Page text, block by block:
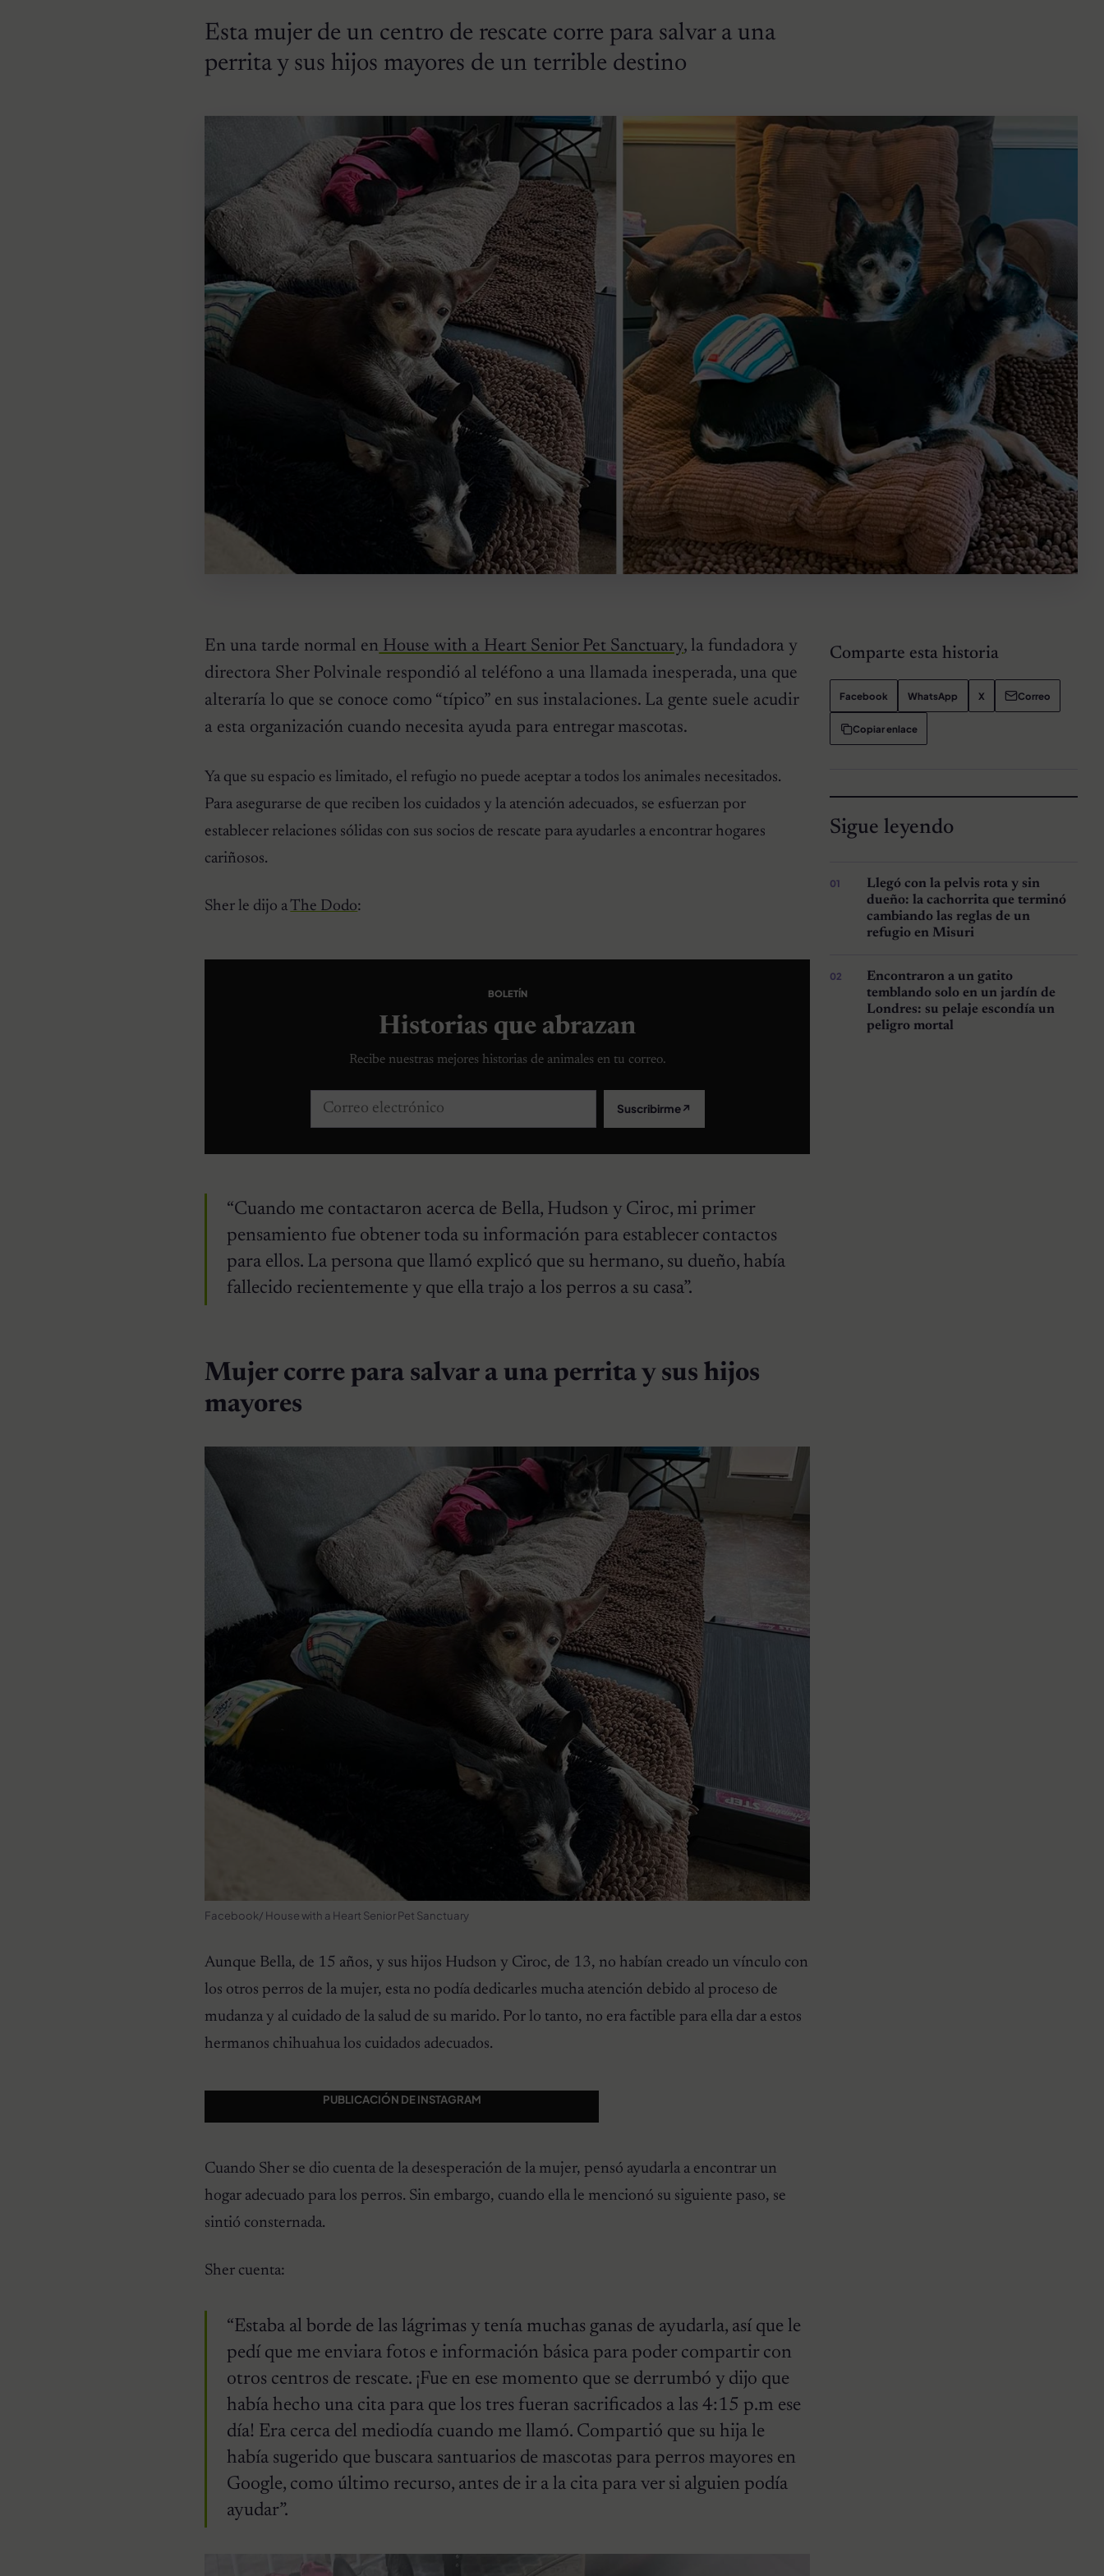
Esta mujer de un centro de rescate corre para salvar a una
perrita y sus hijos mayores de un terrible destino
En una tarde normal en House with a Heart Senior Pet Sanctuary, la fundadora y
directora Sher Polvinale respondió al teléfono a una llamada inesperada, una que
alteraría lo que se conoce como “típico” en sus instalaciones. La gente suele acudir
a esta organización cuando necesita ayuda para entregar mascotas.
Ya que su espacio es limitado, el refugio no puede aceptar a todos los animales necesitados.
Para asegurarse de que reciben los cuidados y la atención adecuados, se esfuerzan por
establecer relaciones sólidas con sus socios de rescate para ayudarles a encontrar hogares
cariñosos.
Sher le dijo aThe Dodo:
BOLETÍN
Historias que abrazan
Recibe nuestras mejores historias de animales en tu correo.
Correo electrónico Suscribirme↗
“Cuando me contactaron acerca de Bella, Hudson y Ciroc, mi primer
pensamiento fue obtener toda su información para establecer contactos
para ellos. La persona que llamó explicó que su hermano, su dueño, había
fallecido recientemente y que ella trajo a los perros a su casa”.
Mujer corre para salvar a una perrita y sus hijos
mayores
Facebook/ House with a Heart Senior Pet Sanctuary
Aunque Bella, de 15 años, y sus hijos Hudson y Ciroc, de 13, no habían creado un vínculo con
los otros perros de la mujer, esta no podía dedicarles mucha atención debido al proceso de
mudanza y al cuidado de la salud de su marido. Por lo tanto, no era factible para ella dar a estos
hermanos chihuahua los cuidados adecuados.
PUBLICACIÓN DE INSTAGRAM
Cuando Sher se dio cuenta de la desesperación de la mujer, pensó ayudarla a encontrar un
hogar adecuado para los perros. Sin embargo, cuando ella le mencionó su siguiente paso, se
sintió consternada.
Sher cuenta:
“Estaba al borde de las lágrimas y tenía muchas ganas de ayudarla, así que le
pedí que me enviara fotos e información básica para poder compartir con
otros centros de rescate. ¡Fue en ese momento que se derrumbó y dijo que
había hecho una cita para que los tres fueran sacrificados a las 4:15 p.m ese
día! Era cerca del mediodía cuando me llamó. Compartió que su hija le
había sugerido que buscara santuarios de mascotas para perros mayores en
Google, como último recurso, antes de ir a la cita para ver si alguien podía
ayudar”.
Comparte esta historia
Facebook WhatsApp X Correo
Copiar enlace
Sigue leyendo
Llegó con la pelvis rota y sin
dueño: la cachorrita que terminó
cambiando las reglas de un
refugio en Misuri
Encontraron a un gatito
temblando solo en un jardín de
Londres: su pelaje escondía un
peligro mortal